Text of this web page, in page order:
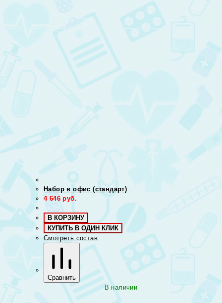
Набор в офис (стандарт)
4 646 руб.
В КОРЗИНУ
КУПИТЬ В ОДИН КЛИК
Смотреть состав
Сравнить
В наличии